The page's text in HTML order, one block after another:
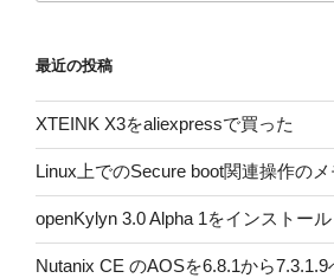
最近の投稿
XTEINK X3をaliexpressで買った
Linux上でのSecure boot関連操作のメ
openKylyn 3.0 Alpha 1をインストー
Nutanix CE のAOSを6.8.1から